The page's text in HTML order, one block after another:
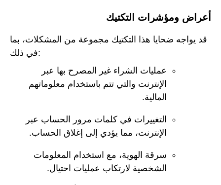
أعراض ومؤشرات التكتيك
قد يواجه ضحايا هذا التكتيك مجموعة من المشكلات، بما
في ذلك:
عمليات الشراء غير المصرح بها عبر
الإنترنت والتي تتم باستخدام معلوماتهم
المالية.
التغييرات في كلمات مرور الحساب عبر
الإنترنت، مما يؤدي إلى إغلاق الحساب.
سرقة الهوية، مع استخدام المعلومات
الشخصية لارتكاب عمليات احتيال.